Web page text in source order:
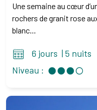
Une semaine au cœur
rochers de granit rose
blanc...
6 jours | 5 nuits
Niveau :